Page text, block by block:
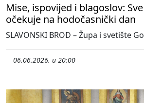
Mise, ispovijed i blagoslov:
očekuje na hodočasnički dan
SLAVONSKI BROD – Župa i svetište
06.06.2026. u 20:00